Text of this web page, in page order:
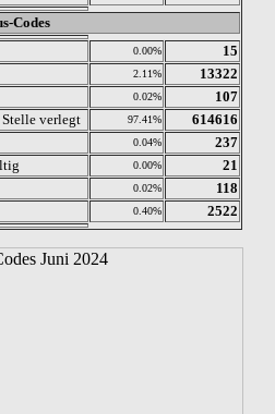
Codes
0.00%
15
2.11%
13322
0.02%
107
Stelle verlegt
97.41%
614616
0.04%
237
0.00%
21
0.02%
118
0.40% 2522